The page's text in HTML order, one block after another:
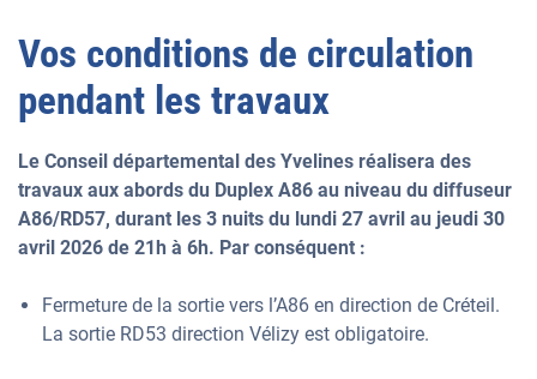
Vos conditions de circulation
pendant les travaux
Le Conseil départemental des Yvelines réalisera des
travaux aux abords du Duplex A86 au niveau du diffuseur
A86/RD57, durant les 3 nuits du lundi 27 avril au jeudi 30
avril 2026 de 21h à 6h. Par conséquent :
Fermeture de la sortie vers l’A86 en direction de Créteil.
La sortie RD53 direction Vélizy est obligatoire.